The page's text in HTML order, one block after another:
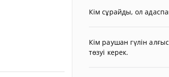
Кім сұрайды, ол
Кім раушан гүлін
төзуі керек.